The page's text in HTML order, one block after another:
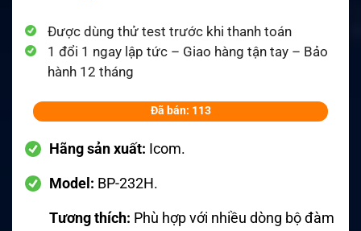
Được dùng thử test trước khi thanh toán
1 đổi 1 ngay lập tức – Giao hàng tận tay – Bảo
hành 12 tháng
Đã bán: 113
Hãng sản xuất: Icom.
Model: BP-232H.
Tương thích: Phù hợp với nhiều dòng bộ đàm